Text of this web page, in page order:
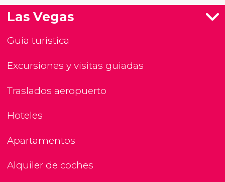
Las Vegas
Guía turística
Excursiones y visitas guiadas
Traslados aeropuerto
Hoteles
Apartamentos
Alquiler de coches